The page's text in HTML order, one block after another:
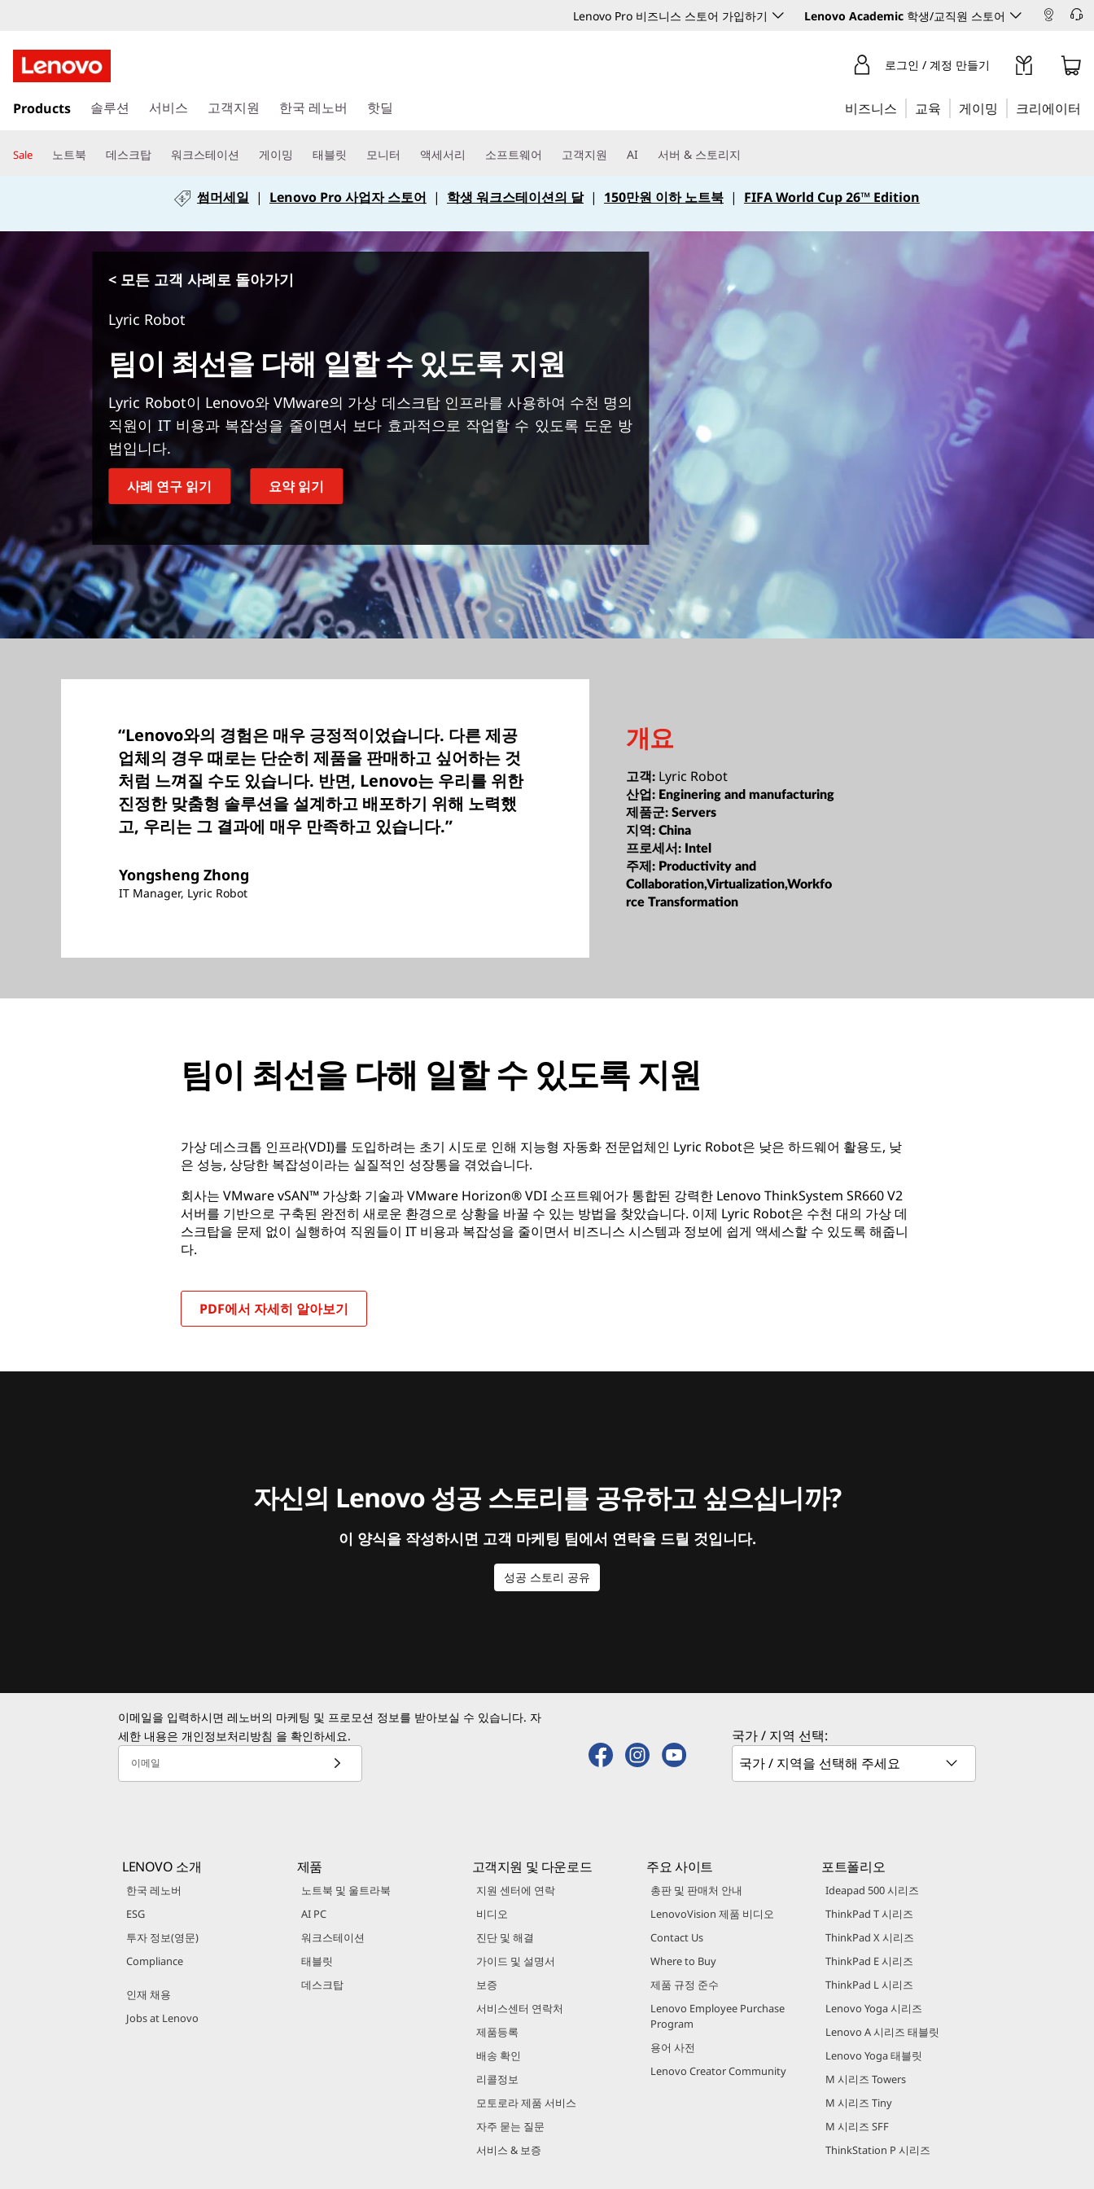
Lenovo Pro 비즈니스 스토어 가입하기 Lenovo Academic 학생/교직원 스토어
요
텐
로그인 / 계정 만들기
Products 솔루션 서비스 고객지원 한국 레노버 핫딜 비즈니스 교육 게이밍 크리에이터
Sale 노트북 데스크탑 워크스테이션 게이밍 태블릿 모니터 액세서리 소프트웨어 고객지원 AI 서버 & 스토리지
썸머세일 | Lenovo Pro 사업자 스토어 | 학생 워크스테이션의 달| 150만원 이하 노트북| FIFA World Cup 26™ Edition
< 모든 고객 사례로 돌아가기
Lyric Robot
팀이 최선을 다해 일할 수 있도록 지원
Lyric Robot이 Lenovo와 VMware의 가상 데스크탑 인프라를 사용하여 수천 명의
직원이 IT 비용과 복잡성을 줄이면서 보다 효과적으로 작업할 수 있도록 도운 방
법입니다.
사례 연구 읽기 요약 읽기
“Lenovo와의 경험은 매우 긍정적이었습니다. 다른 제공
업체의 경우 때로는 단순히 제품을 판매하고 싶어하는 것
처럼 느껴질 수도 있습니다. 반면, Lenovo는 우리를 위한
진정한 맞춤형 솔루션을 설계하고 배포하기 위해 노력했
고, 우리는 그 결과에 매우 만족하고 있습니다.”
Yongsheng Zhong
IT Manager, Lyric Robot
개요
고객: Lyric Robot
산업: Enginering and manufacturing
제품군:Servers
지역:China
프로세서: Intel
주제: Productivity and
Collaboration,Virtualization,Workfo
rce Transformation
팀이 최선을 다해 일할 수 있도록 지원
가상 데스크톱 인프라(VDI)를 도입하려는 초기 시도로 인해 지능형 자동화 전문업체인 Lyric Robot은 낮은 하드웨어 활용도, 낮
은 성능, 상당한 복잡성이라는 실질적인 성장통을 겪었습니다.
회사는 VMware vSAN™ 가상화 기술과 VMware Horizon® VDI 소프트웨어가 통합된 강력한 Lenovo ThinkSystem SR660 V2
서버를 기반으로 구축된 완전히 새로운 환경으로 상황을 바꿀 수 있는 방법을 찾았습니다. 이제 Lyric Robot은 수천 대의 가상 데
스크탑을 문제 없이 실행하여 직원들이 IT 비용과 복잡성을 줄이면서 비즈니스 시스템과 정보에 쉽게 액세스할 수 있도록 해줍니
다.
PDF에서 자세히 알아보기
자신의 Lenovo 성공 스토리를 공유하고 싶으십니까?
이 양식을 작성하시면 고객 마케팅 팀에서 연락을 드릴 것입니다.
성공 스토리 공유
이메일을 입력하시면 레노버의 마케팅 및 프로모션 정보를 받아보실 수 있습니다. 자
세한 내용은 개인정보처리방침 을 확인하세요.
이메일
국가 / 지역 선택:
LENOVO 소개
한국 레노버
ESG
투자 정보(영문)
Compliance
인재 채용
Jobs at Lenovo
제품
노트북 및 울트라북
AI PC
워크스테이션
태블릿
데스크탑
고객지원 및 다운로드
지원 센터에 연락
비디오
진단 및 해결
가이드 및 설명서
보증
서비스센터 연락처
제품등록
배송 확인
리콜정보
모토로라 제품 서비스
자주 묻는 질문
서비스 & 보증
주요 사이트
총판 및 판매처 안내
LenovoVision 제품 비디오
Contact Us
Where to Buy
제품 규정 준수
Lenovo Employee Purchase
Program
용어 사전
Lenovo Creator Community
포트폴리오
Ideapad 500 시리즈
ThinkPad T 시리즈
ThinkPad X 시리즈
ThinkPad E 시리즈
ThinkPad L 시리즈
Lenovo Yoga 시리즈
Lenovo A 시리즈 태블릿
Lenovo Yoga 태블릿
M 시리즈 Towers
M 시리즈 Tiny
M 시리즈 SFF
ThinkStation P 시리즈